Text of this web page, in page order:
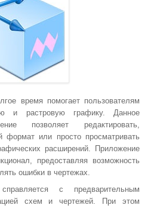
время помогает пользователям
и растровую графику. Данное
позволяет редактировать,
формат или просто просматривать
расширений. Приложение
предоставляя возможность
ошибки в чертежах.
с предварительным
схем и чертежей. При этом